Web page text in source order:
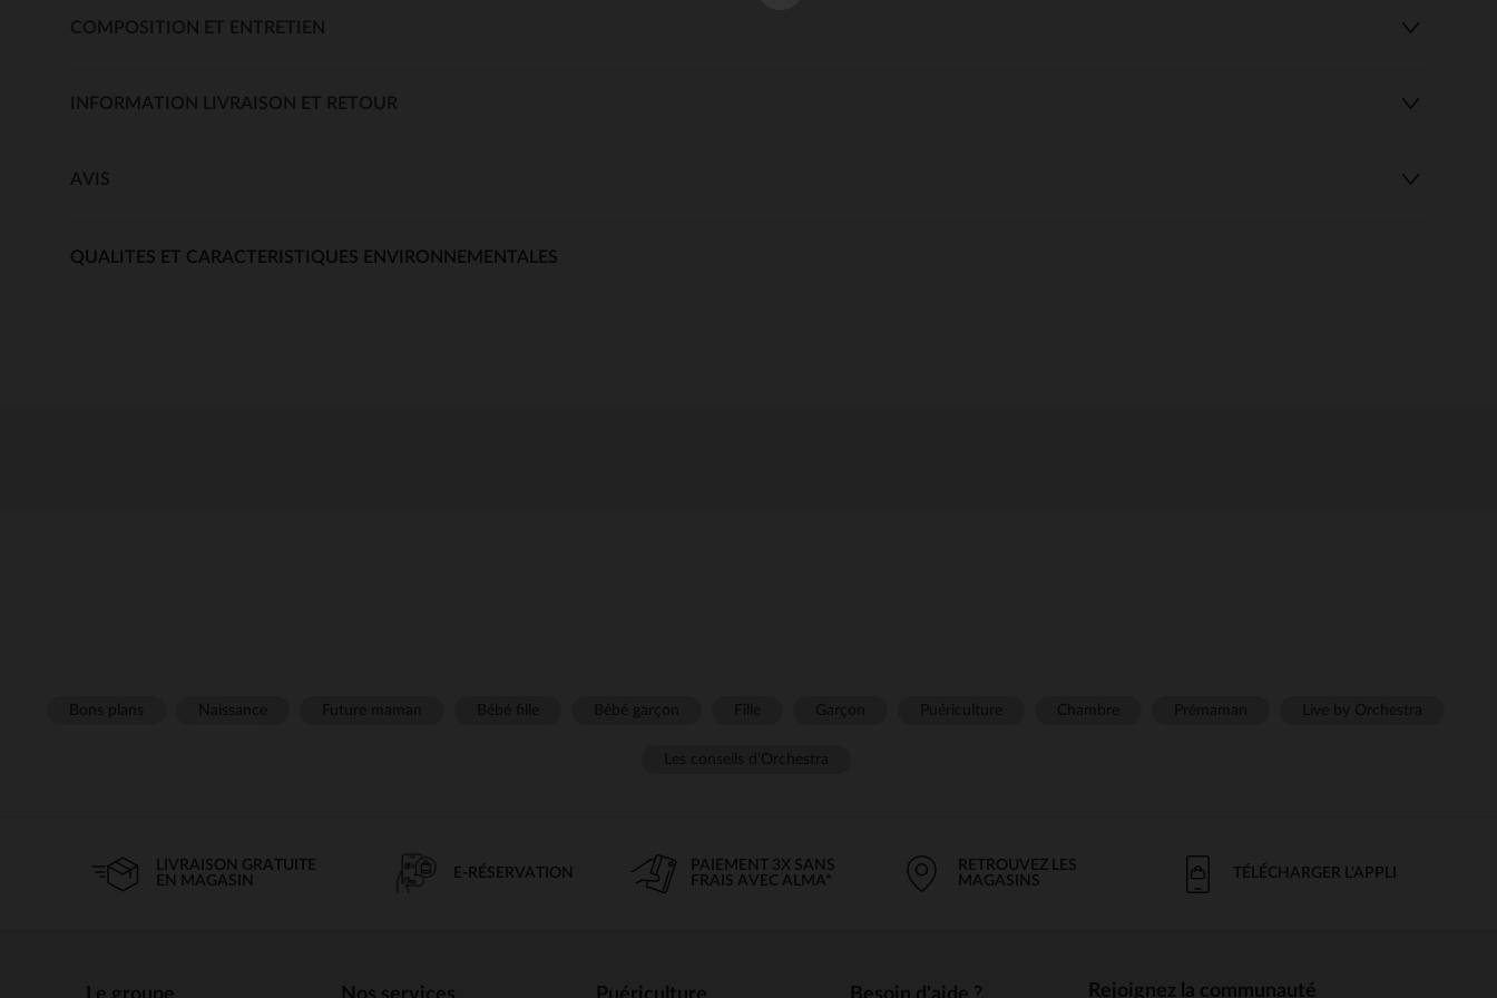
COMPOSITION ET ENTRETIEN
INFORMATION LIVRAISON ET RETOUR
AVIS
QUALITES ET CARACTERISTIQUES ENVIRONNEMENTALES
LIVRAISON GRATUITE
EN MAGASIN
E-RÉSERVATION
PAIEMENT 3X SANS
FRAIS AVEC ALMA*
RETROUVEZ LES
MAGASINS
TÉLÉCHARGER L'APPLI
Rejoignez la communauté